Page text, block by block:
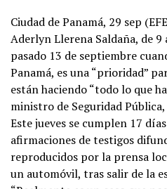
Ciudad de Panamá, 29 sep
Aderlyn Llerena Saldaña, de 9
pasado 13 de septiembre
Panamá, es una “prioridad”
están haciendo “todo lo que
ministro de Seguridad Pública,
Este jueves se cumplen 17
afirmaciones de testigos
reproducidos por la prensa
un automóvil, tras salir de la